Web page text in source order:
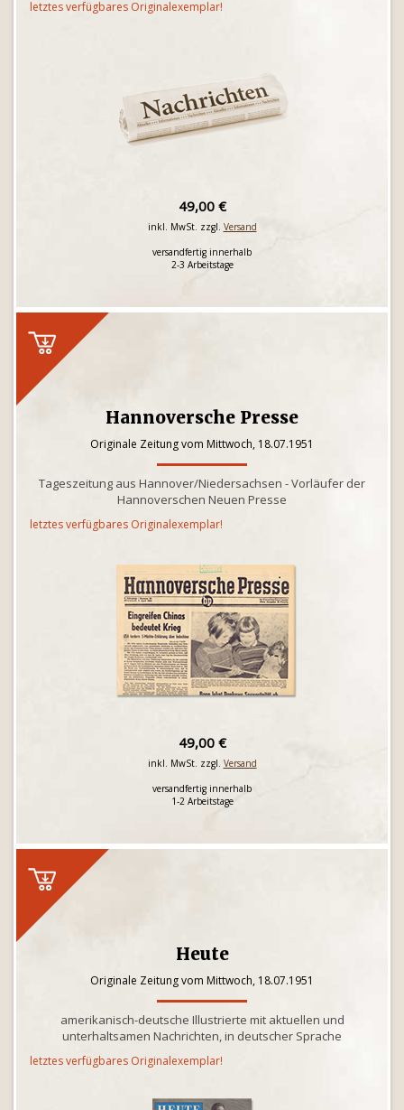
letztes verfügbares Originalexemplar!
49,00 €
inkl. MwSt. zzgl. Versand
versandfertig innerhalb
2-3 Arbeitstage
Hannoversche Presse
Originale Zeitung vom Mittwoch, 18.07.1951
Tageszeitung aus Hannover/Niedersachsen - Vorläufer der
Hannoverschen Neuen Presse
letztes verfügbares Originalexemplar!
49,00 €
inkl. MwSt. zzgl. Versand
versandfertig innerhalb
1-2 Arbeitstage
Heute
Originale Zeitung vom Mittwoch, 18.07.1951
amerikanisch-deutsche Illustrierte mit aktuellen und
unterhaltsamen Nachrichten, in deutscher Sprache
letztes verfügbares Originalexemplar!